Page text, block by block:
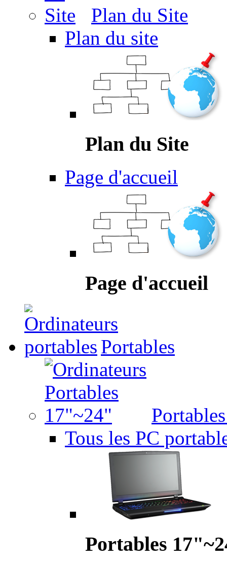
Plan du Site
Plan du site
Plan du Site
Page d'accueil
Page d'accueil
Portables
Tous les PC
Portables